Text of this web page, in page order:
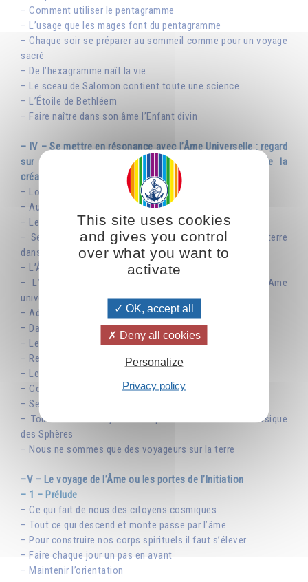
− Comment utiliser le pentagramme
− L’usage que les mages font du pentagramme
− Chaque soir se préparer au sommeil comme pour un voyage
sacré
− De l’hexagramme naît la vie
− Le sceau de Salomon contient toute une science
− L’Étoile de Bethléem
− Faire naître dans son âme l’Enfant divin
– IV – Se mettre en résonance avec l’Âme Universelle : regard
sur quelques grandes lois qui sont au fondement de la
création
− Lorsque l’Éternel traça un cercle à la surface de l’abîme
− Au commencement Dieu créa le ciel et la terre
− Le quatrième jour de la création
− Se servir de la clé de l’analogie pour comprendre la terre
dans le système solaire
− L’Âme Universelle
− L’âme qui nous habite est une infime partie de l’Ame
universelle
− Adam Kadmon, l’Homme primordial
− Dans l’Homme cosmique nous sommes Un
− Le sens de la vie spirituelle
− Rentrer en contact avec notre Âme supérieure
− Le premier travail du spiritualiste
− Commencez à comprendre votre Moi véritable
− Se mettre en résonnance avec l’Âme Universelle
− Tout chante : un jour nous pourrons entendre la musique
des Sphères
− Nous ne sommes que des voyageurs sur la terre
–V – Le voyage de l’Âme ou les portes de l’Initiation
– 1 – Prélude
− Ce qui fait de nous des citoyens cosmiques
− Tout ce qui descend et monte passe par l’âme
− Pour construire nos corps spirituels il faut s’élever
− Faire chaque jour un pas en avant
− Maintenir l’orientation
This site uses cookies
and gives you control
over what you want to
activate
OK, accept all
Deny all cookies
Personalize
Privacy policy